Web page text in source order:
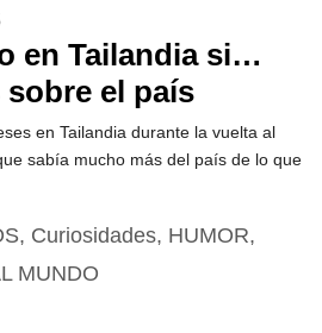
en Tailandia si…
el país
en Tailandia durante la vuelta al
sabía mucho más del país de lo que
, Curiosidades, HUMOR,
MUNDO